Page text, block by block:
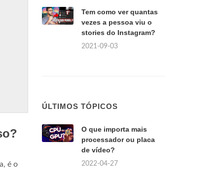
é o
Tem como ver quantas
vezes a pessoa viu o
stories do Instagram?
2021-09-03
ÚLTIMOS TÓPICOS
O que importa mais
processador ou placa
de vídeo?
2022-04-27